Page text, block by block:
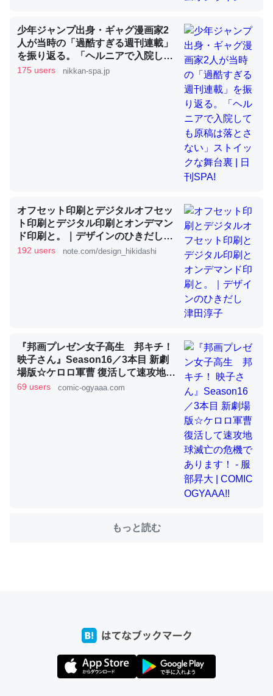
論文では「淡水はカルシウムも酸素も不足してて両方に不
利だから両方が拮抗してるのでは」とあって面白い。海に
いる鋏角類（カブトガニ・ウミグモ）はカルシウムを使わ
ずキチンを強化してる筈だが、酵素が違うのか？
─ニュース :: 【研究発表】昆虫学の大問題＝「昆虫はなぜ海にいな
これを元に考えるとカルシウムを大量に使う脊椎動物と貝
ジになったり努力してるし。
─ニュース :: 【研究発表】昆虫学の大問題＝「昆虫はなぜ海にいな
いのか」に関する新仮説
ウチもEchoを実家に置いて４年。でたまに覗いてる。ぼ
位置情報を共有してる。電池残量や充電中かが分かるので
これ見て生きてるなって分かる。
─たまにLINEするくらいだった遠方の父67歳と僕。ITツール導入で
コミュニケーションが劇的に変化した｜tayorini by LIFULL介護
ちょうど同じ理由でEcho Show 8を設定中でした。Prime
とかSpotifyを支払う孝行もできる。一生で親と会える残
り時間を日数にすると1週間とかの人が多いそうだけど、
─たまにLINEするくらいだった遠方の父67歳と僕。ITツール導入で
たいなのでネット環境作ったけどAlexaしか使わないので
回線代ほとんどかからないですよ。参考：
https://toyoshi.hatenablog.com/entry/2019/05/15/1805
少年ジャンプ出身・ギャグ漫画家2
人が当時の「過酷すぎる週刊連載」
を振り返る。「ヘルニアで入院して
も原稿は落とさない」ストイックな
175 users nikkan-spa.jp
オフセット印刷とデジタルオフセッ
ト印刷とデジタル印刷とオンデマン
ド印刷と。｜デザインのひきだし
津田淳子
192 users note.com/design_hikidashi
『邦画プレゼン女子高生 邦キチ！
映子さん』Season16／3本目 新劇
場版☆ケロロ軍曹 復活して速攻地球
滅亡の危機であります！ - 服部昇大 |
69 users comic-ogyaaa.com
もっと読む